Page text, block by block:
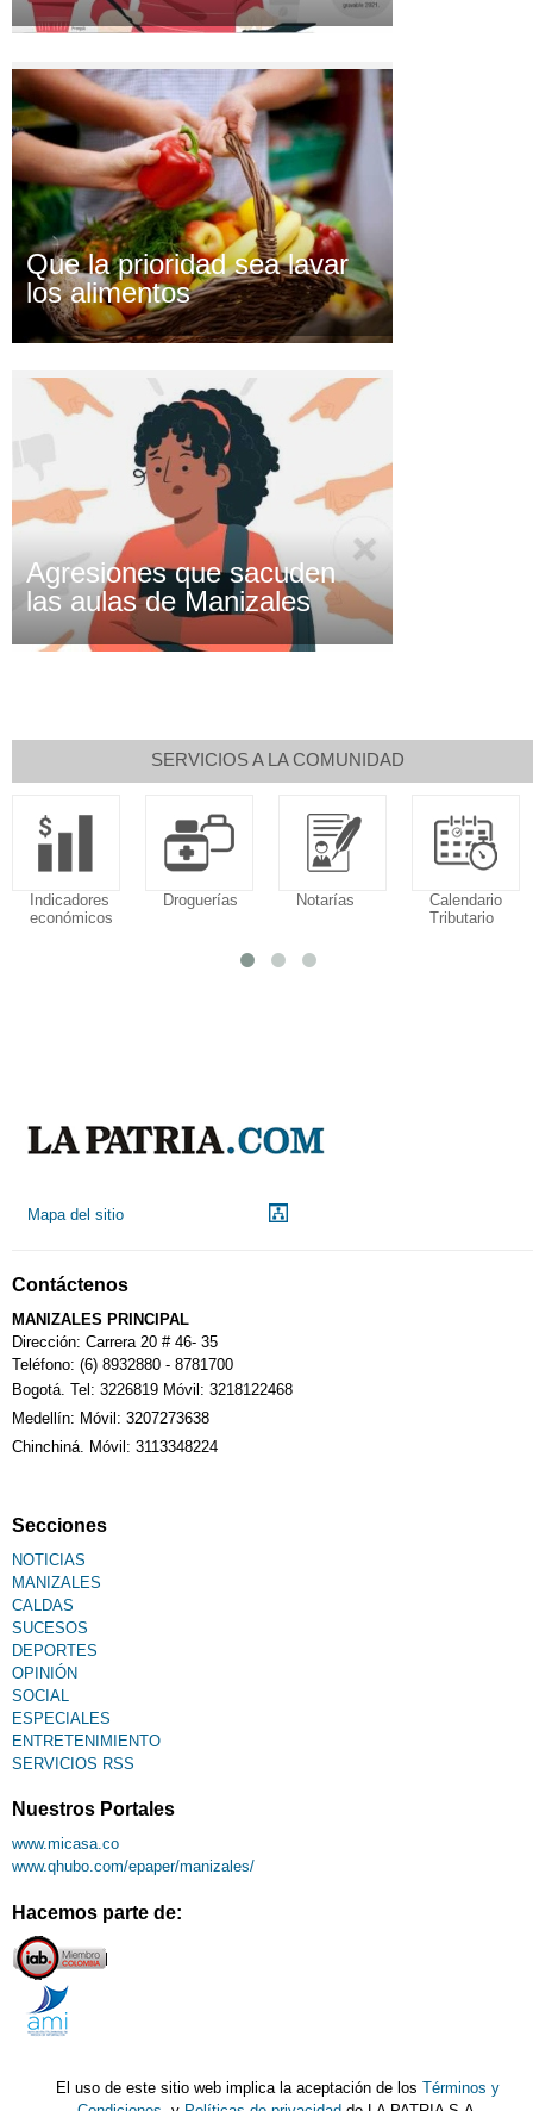
Que la prioridad sea lavar
los alimentos
Agresiones que sacuden
las aulas de Manizales
SERVICIOS A LA COMUNIDAD
Indicadores
económicos
Droguerías Notarías
Calendario
Tributario
Mapa del sitio
Contáctenos
MANIZALES PRINCIPAL
Dirección: Carrera 20 # 46- 35
Teléfono: (6) 8932880 - 8781700
Bogotá. Tel: 3226819 Móvil: 3218122468
Medellín: Móvil: 3207273638
Chinchiná. Móvil: 3113348224
Secciones
NOTICIAS
MANIZALES
CALDAS
SUCESOS
DEPORTES
OPINIÓN
SOCIAL
ESPECIALES
ENTRETENIMIENTO
SERVICIOS RSS
Nuestros Portales
www.micasa.co
www.qhubo.com/epaper/manizales/
Hacemos parte de:
El uso de este sitio web implica la aceptación de losTérminos y